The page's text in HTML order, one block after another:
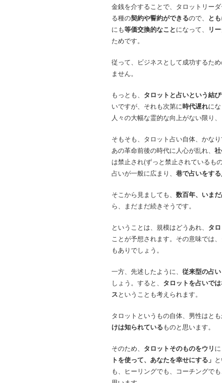
金銭を介することで、タロットリー
る種の契約や誓約ができるので、
と
にも等価交換的なことになって、
リ
ためです。
従って、ビジネスとして成功するた
ません。
もっとも、 タロットと占いという結
いですが、それも次第に時代遅れに
人々の大幅な霊的な向上がない限り、
そもそも、タロット占い自体、かな
あの革命前後の時代に人心が乱れ、
は禁止され(ずっと禁止されているも
占いが一般に広まり、 巷で占いをす
そこから見ましても、 数百年、いま
ら、まだまだ続きそうです。
ということは、規模はどうあれ、 タ
ことが予想されます。その意味では
もありでしょう。
一方、先述したように、 従来型の占
しょう。すると、 タロットを占いで
スということも考えられます。
タロットというもの自体、男性はと
けは知られているものと思います。
そのため、 タロットそのものをウリ
トを使って、あなたを幸せにする」
も、ヒーリングでも、コーチングで